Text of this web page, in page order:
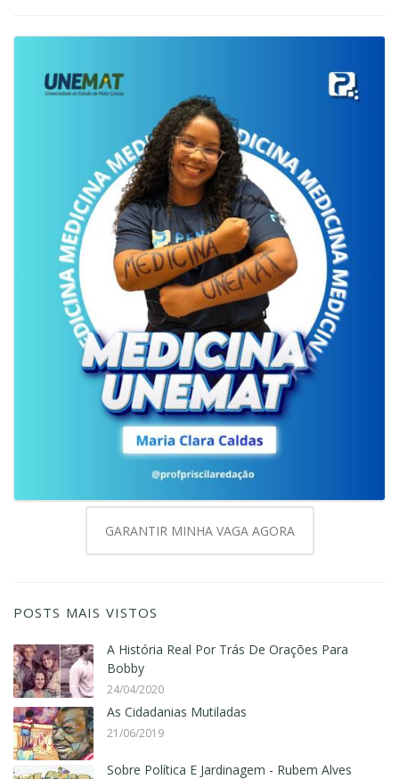
GARANTIR MINHA VAGA AGORA
POSTS MAIS VISTOS
A História Real Por Trás De Orações Para
Bobby
24/04/2020
As Cidadanias Mutiladas
21/06/2019
Sobre Política E Jardinagem - Rubem Alves